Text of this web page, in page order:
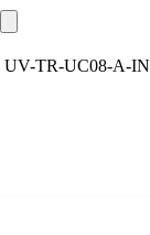
UV-TR-UC08-A-IN